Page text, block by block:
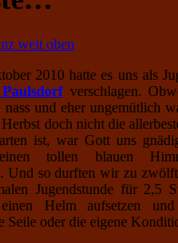
2010 hatte es uns als
verschlagen.
und eher ungemütlich
doch nicht die
ist, war Gott uns
tollen blauen
Und so durften wir zu
Jugendstunde für 2,5
einen Helm aufsetzen
Seile oder die eigene